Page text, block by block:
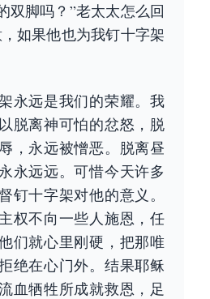
双脚吗？”老太太怎么回
如果他也为我钉十字架
永远是我们的荣耀。我
脱离神可怕的忿怒，脱
，永远被憎恶。脱离昼
永远远。可惜今天许多
钉十字架对他的意义。
权不向一些人施恩，任
们就心里刚硬，把那唯
绝在心门外。结果耶稣
血牺牲所成就救恩，足